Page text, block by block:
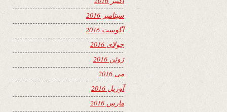
سپتامبر 2016
آگوست 2016
جولای 2016
ژوئن 2016
می 2016
آوریل 2016
مارس 2016